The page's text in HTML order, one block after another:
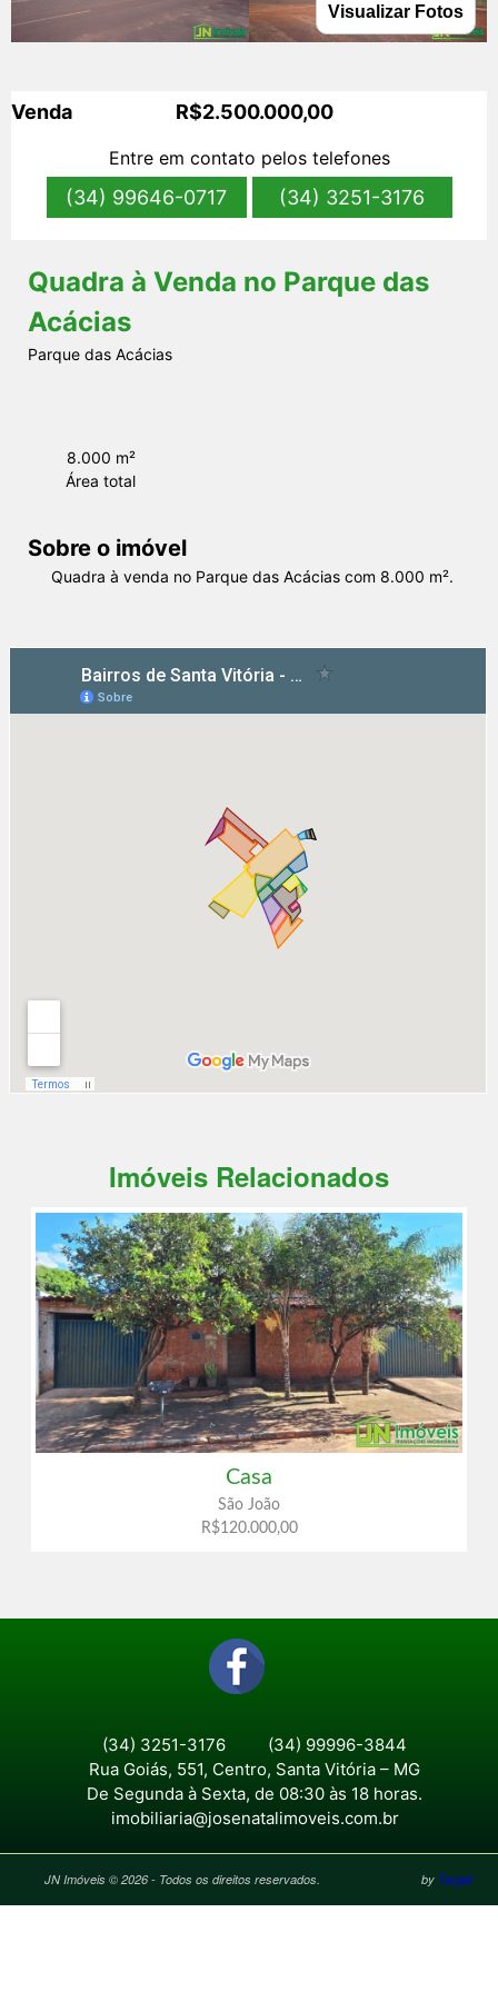
s
Visualizar Fotos
Venda R$2.500.000,00
Entre em contato pelos telefones
(34) 99646-0717 (34) 3251-3176
Quadra à Venda no Parque das
Acácias
Parque das Acácias
8.000 m²
Área total
Sobre o imóvel
Quadra à venda no Parque das Acácias com 8.000 m².
Imóveis Relacionados
Casa
São João
R$120.000,00
(34) 3251-3176
(34) 99996-3844
Rua Goiás, 551, Centro, Santa Vitória – MG
De Segunda à Sexta, de 08:30 às 18 horas.
imobiliaria@josenatalimoveis.com.br
JN Imóveis © 2026 - Todos os direitos reservados. by Target